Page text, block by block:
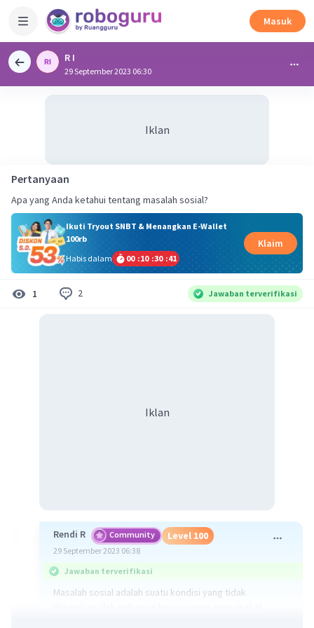
Masuk
R I
29 September 2023 06:30
Iklan
Pertanyaan
Apa yang Anda ketahui tentang masalah sosial?
Ikuti Tryout SNBT & Menangkan E-Wallet
100rb
Habis dalam
00 :10 :30 :41
Klaim
1 2 Jawaban terverifikasi
Iklan
Rendi R Community Level 100
29 September 2023 06:38
Jawaban terverifikasi
Masalah sosial adalah suatu kondisi yang tidak